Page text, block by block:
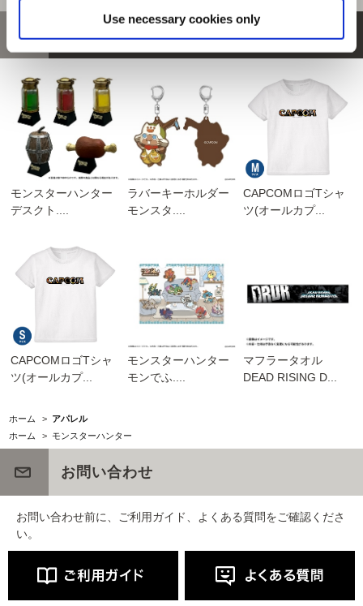
Use necessary cookies only
おすすめ商品
モンスターハンター
デスクト....
ラバーキーホルダー
モンスタ....
CAPCOMロゴTシャ
ツ(オールカプ...
CAPCOMロゴTシャ
ツ(オールカプ...
モンスターハンター
モンでふ....
マフラータオル
DEAD RISING D...
ホーム > アパレル
ホーム
> モンスターハンター
お問い合わせ
お問い合わせ前に、ご利用ガイド、よくある質問をご確認くださ
い。